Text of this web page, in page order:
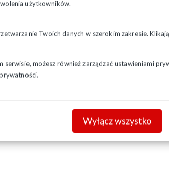
użytkowników.
Twoich danych w szerokim zakresie.
serwisie, możesz również zarządzać ustawieniami
Wyłącz wszystko
wyłącznie przez KSeF.
2026 r. – większość organizacji